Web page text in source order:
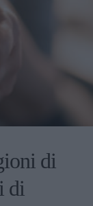
di
di